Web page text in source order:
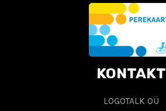
KONTAKT
LOGOTALK OÜ